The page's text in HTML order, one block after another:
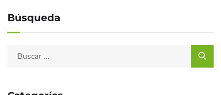
Búsqueda